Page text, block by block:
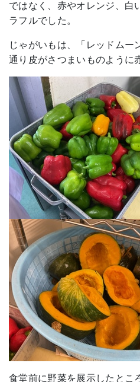
ではなく、赤やオレンジ、白
ラフルでした。
じゃがいもは、「レッドムー
通り皮がさつまいものように
食堂前に野菜を展示したとこ